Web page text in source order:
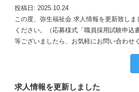
投稿日: 2025.10.24
この度、弥生福祉会 求人情報を更新致し
ください。（応募様式「職員採用試験申込
等ございましたら、お気軽にお問い合わせ
求人情報を更新しました